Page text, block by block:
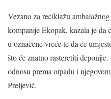
Vezano za reciklažu
kompanije Ekopak, kazala je da
u označene vreće te da će
što će znatno rasteretiti
odnosu prema otpadu i
Preljević.